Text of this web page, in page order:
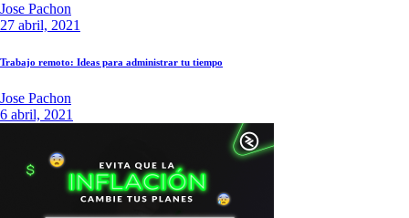
Jose Pachon
27 abril, 2021
Trabajo remoto: Ideas para administrar tu tiempo
Jose Pachon
6 abril, 2021